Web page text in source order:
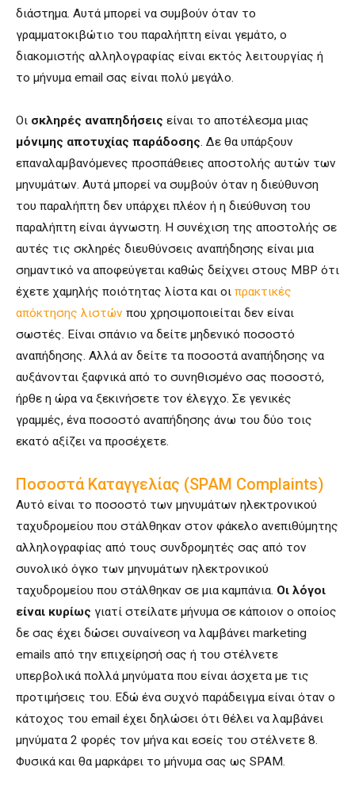
διάστημα. Αυτά μπορεί να συμβούν όταν το
γραμματοκιβώτιο του παραλήπτη είναι γεμάτο, ο
διακομιστής αλληλογραφίας είναι εκτός λειτουργίας ή
το μήνυμα email σας είναι πολύ μεγάλο.
Οι σκληρές αναπηδήσεις είναι το αποτέλεσμα μιας
μόνιμης αποτυχίας παράδοσης. Δε θα υπάρξουν
επαναλαμβανόμενες προσπάθειες αποστολής αυτών των
μηνυμάτων. Αυτά μπορεί να συμβούν όταν η διεύθυνση
του παραλήπτη δεν υπάρχει πλέον ή η διεύθυνση του
παραλήπτη είναι άγνωστη. Η συνέχιση της αποστολής σε
αυτές τις σκληρές διευθύνσεις αναπήδησης είναι μια
σημαντικό να αποφεύγεται καθώς δείχνει στους MBP ότι
έχετε χαμηλής ποιότητας λίστα και οι πρακτικές
απόκτησης λιστών που χρησιμοποιείται δεν είναι
σωστές. Είναι σπάνιο να δείτε μηδενικό ποσοστό
αναπήδησης. Αλλά αν δείτε τα ποσοστά αναπήδησης να
αυξάνονται ξαφνικά από το συνηθισμένο σας ποσοστό,
ήρθε η ώρα να ξεκινήσετε τον έλεγχο. Σε γενικές
γραμμές, ένα ποσοστό αναπήδησης άνω του δύο τοις
εκατό αξίζει να προσέχετε.
Ποσοστά Καταγγελίας (SPAM Complaints)
Αυτό είναι το ποσοστό των μηνυμάτων ηλεκτρονικού
ταχυδρομείου που στάλθηκαν στον φάκελο ανεπιθύμητης
αλληλογραφίας από τους συνδρομητές σας από τον
συνολικό όγκο των μηνυμάτων ηλεκτρονικού
ταχυδρομείου που στάλθηκαν σε μια καμπάνια. Οι λόγοι
είναι κυρίως γιατί στείλατε μήνυμα σε κάποιον ο οποίος
δε σας έχει δώσει συναίνεση να λαμβάνει marketing
emails από την επιχείρησή σας ή του στέλνετε
υπερβολικά πολλά μηνύματα που είναι άσχετα με τις
προτιμήσεις του. Εδώ ένα συχνό παράδειγμα είναι όταν ο
κάτοχος του email έχει δηλώσει ότι θέλει να λαμβάνει
μηνύματα 2 φορές τον μήνα και εσείς του στέλνετε 8.
Φυσικά και θα μαρκάρει το μήνυμα σας ως SPAM.